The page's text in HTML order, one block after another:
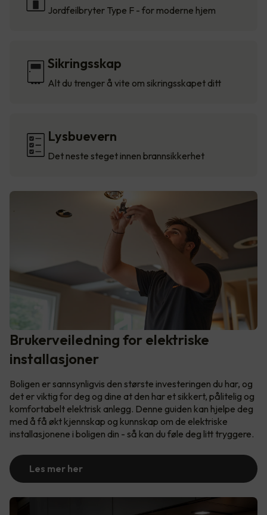
Jordfeilbryter Type F - for moderne hjem
Sikringsskap
Alt du trenger å vite om sikringsskapet ditt
Lysbuevern
Det neste steget innen brannsikkerhet
Brukerveiledning for elektriske
installasjoner
Boligen er sannsynligvis den største investeringen du har, og
det er viktig for deg og dine at den har et sikkert, pålitelig og
komfortabelt elektrisk anlegg. Denne guiden kan hjelpe deg
med å få økt kjennskap og kunnskap om de elektriske
installasjonene i boligen din - så kan du føle deg litt tryggere.
Les mer her